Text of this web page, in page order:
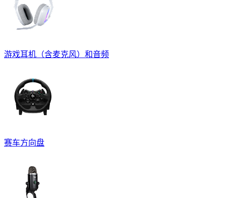
游戏耳机（含麦克风）和音频
赛车方向盘